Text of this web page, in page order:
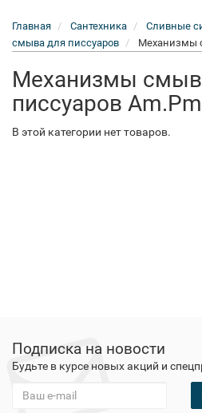
Главная Сантехника Сливные
смыва для писсуаров
Механизмы
Механизмы
писсуаров Am.Pm
В этой категории нет товаров.
Подписка на новости
Будьте в курсе новых акций и